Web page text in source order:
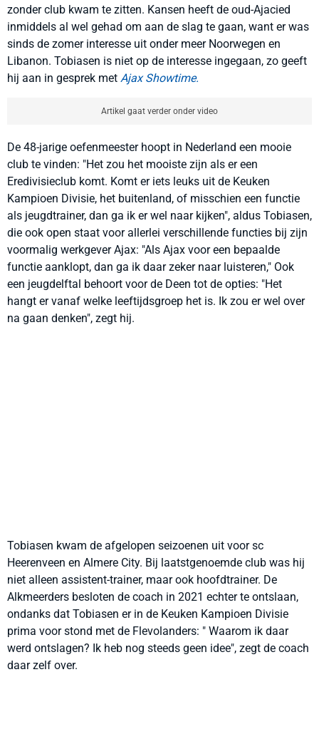
zonder club kwam te zitten. Kansen heeft de oud-Ajacied
inmiddels al wel gehad om aan de slag te gaan, want er was
sinds de zomer interesse uit onder meer Noorwegen en
Libanon. Tobiasen is niet op de interesse ingegaan, zo geeft
hij aan in gesprek met Ajax Showtime.
Artikel gaat verder onder video
De 48-jarige oefenmeester hoopt in Nederland een mooie
club te vinden: "Het zou het mooiste zijn als er een
Eredivisieclub komt. Komt er iets leuks uit de Keuken
Kampioen Divisie, het buitenland, of misschien een functie
als jeugdtrainer, dan ga ik er wel naar kijken", aldus Tobiasen,
die ook open staat voor allerlei verschillende functies bij zijn
voormalig werkgever Ajax: "Als Ajax voor een bepaalde
functie aanklopt, dan ga ik daar zeker naar luisteren," Ook
een jeugdelftal behoort voor de Deen tot de opties: "Het
hangt er vanaf welke leeftijdsgroep het is. Ik zou er wel over
na gaan denken", zegt hij.
Tobiasen kwam de afgelopen seizoenen uit voor sc
Heerenveen en Almere City. Bij laatstgenoemde club was hij
niet alleen assistent-trainer, maar ook hoofdtrainer. De
Alkmeerders besloten de coach in 2021 echter te ontslaan,
ondanks dat Tobiasen er in de Keuken Kampioen Divisie
prima voor stond met de Flevolanders: " Waarom ik daar
werd ontslagen? Ik heb nog steeds geen idee", zegt de coach
daar zelf over.